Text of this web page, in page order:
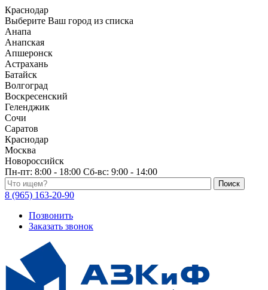
Краснодар
Выберите Ваш город из списка
Анапа
Анапская
Апшеронск
Астрахань
Батайск
Волгоград
Воскресенский
Геленджик
Сочи
Саратов
Краснодар
Москва
Новороссийск
Пн-пт: 8:00 - 18:00 Сб-вс: 9:00 - 14:00
Поиск по каталогу
8 (965) 163-20-90
Позвонить
Заказать звонок